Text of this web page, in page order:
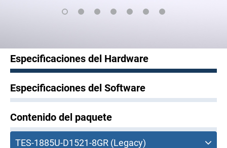
Especificaciones del Hardware
Especificaciones del Software
Contenido del paquete